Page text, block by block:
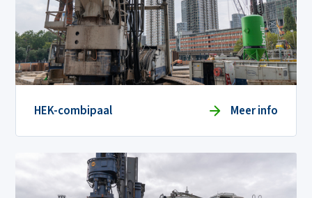
HEK-combipaal Meer info